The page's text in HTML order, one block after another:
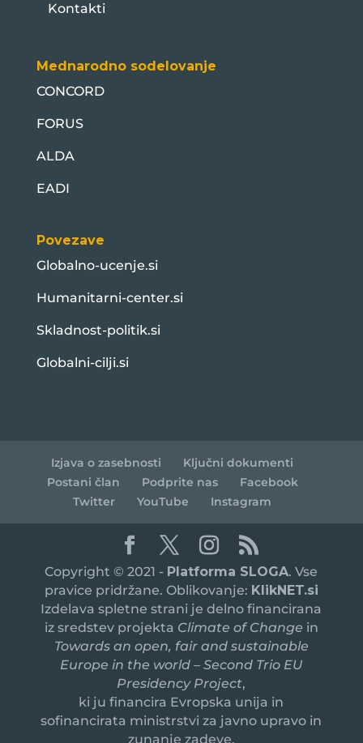
Kontakti
Mednarodno sodelovanje
CONCORD
FORUS
ALDA
EADI
Povezave
Globalno-ucenje.si
Humanitarni-center.si
Skladnost-politik.si
Globalni-cilji.si
Izjava o zasebnosti
Ključni dokumenti
Postani član
Podprite nas
Facebook
Twitter
YouTube Instagram
Copyright © 2021 - Platforma SLOGA. Vse
pravice pridržane. Oblikovanje: KlikNET.si
Izdelava spletne strani je delno financirana
iz sredstev projekta Climate of Change in
Towards an open, fair and sustainable
Europe in the world – Second Trio EU
Presidency Project,
ki ju financira Evropska unija in
sofinancirata ministrstvi za javno upravo in
zunanje zadeve.